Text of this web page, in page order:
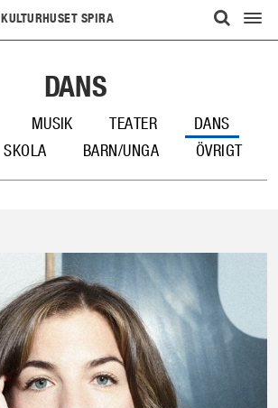
KULTURHUSET SPIRA
ÖPPNAVisa/
meny
DANS
MUSIK TEATER
DANS
SKOLA BARN/UNGA ÖVRIGT